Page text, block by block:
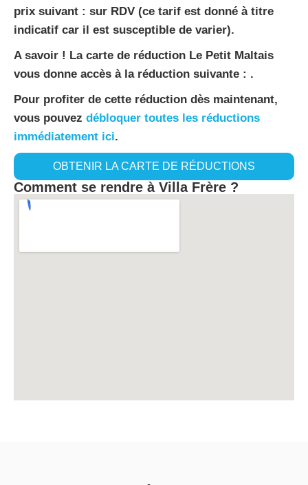
prix suivant : sur RDV (ce tarif est donné à titre
indicatif car il est susceptible de varier).
A savoir ! La carte de réduction Le Petit Maltais
vous donne accès à la réduction suivante : .
Pour profiter de cette réduction dès maintenant,
vous pouvez débloquer toutes les réductions
immédiatement ici.
OBTENIR LA CARTE DE RÉDUCTIONS
Comment se rendre à Villa Frère ?